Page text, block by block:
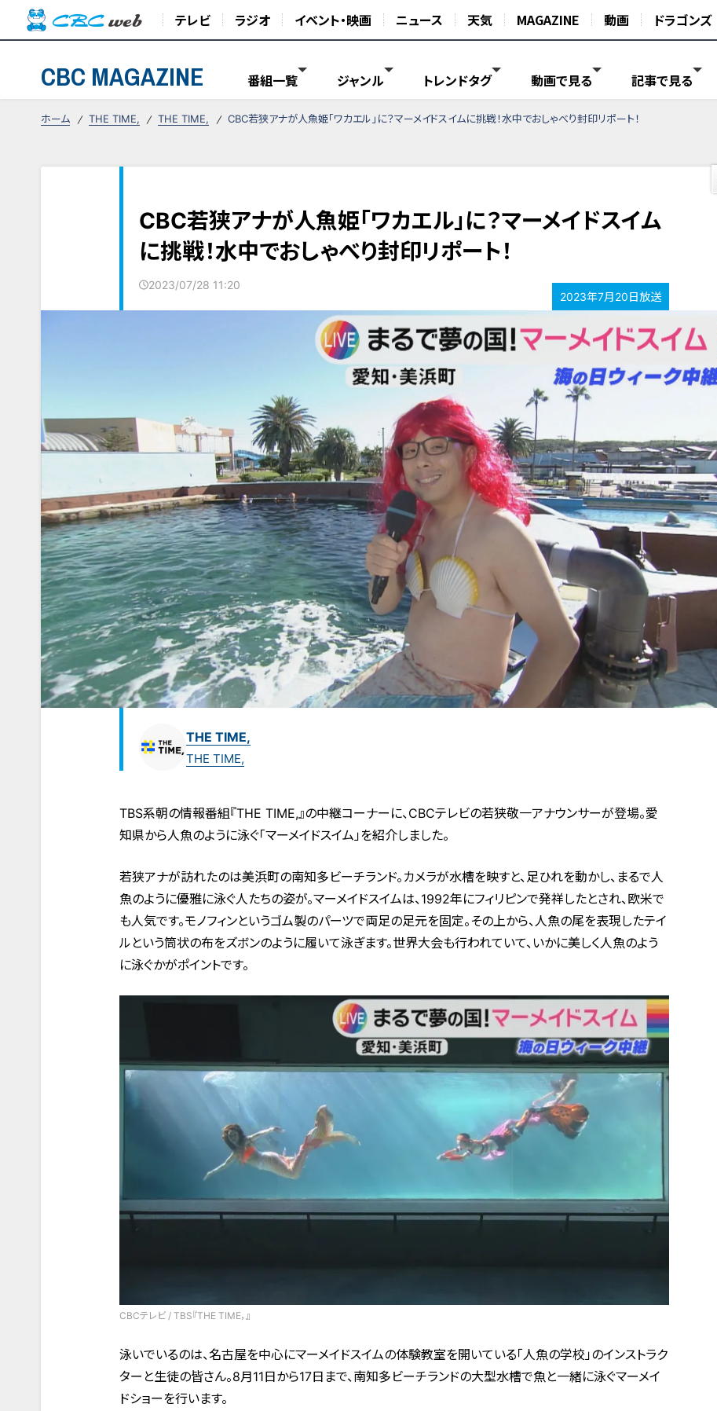
テレビ ラジオ イベント・映画 ニュース 天気 MAGAZINE 動画 ドラゴンズ
CBC MAGAZINE 番組一覧 ジャンル トレンドタグ 動画で見る 記事で見る
ホーム THE TIME, THE TIME, CBC若狭アナが人魚姫「ワカエル」に？マーメイドスイムに挑戦！水中でおしゃべり封印リポート！
CBC若狭アナが人魚姫「ワカエル」に？マーメイドスイム
に挑戦！水中でおしゃべり封印リポート！
2023/07/28 11:20
2023年7月20日放送
THE TIME,
THE TIME,
TBS系朝の情報番組『THE TIME,』の中継コーナーに、CBCテレビの若狭敬一アナウンサーが登場。愛
知県から人魚のように泳ぐ「マーメイドスイム」を紹介しました。
若狭アナが訪れたのは美浜町の南知多ビーチランド。カメラが水槽を映すと、足ひれを動かし、まるで人
魚のように優雅に泳ぐ人たちの姿が。マーメイドスイムは、1992年にフィリピンで発祥したとされ、欧米で
も人気です。モノフィンというゴム製のパーツで両足の足元を固定。その上から、人魚の尾を表現したテイ
ルという筒状の布をズボンのように履いて泳ぎます。世界大会も行われていて、いかに美しく人魚のよう
に泳ぐかがポイントです。
CBCテレビ / TBS『THE TIME，』
泳いでいるのは、名古屋を中心にマーメイドスイムの体験教室を開いている「人魚の学校」のインストラク
ターと生徒の皆さん。8月11日から17日まで、南知多ビーチランドの大型水槽で魚と一緒に泳ぐマーメイ
ドショーを行います。